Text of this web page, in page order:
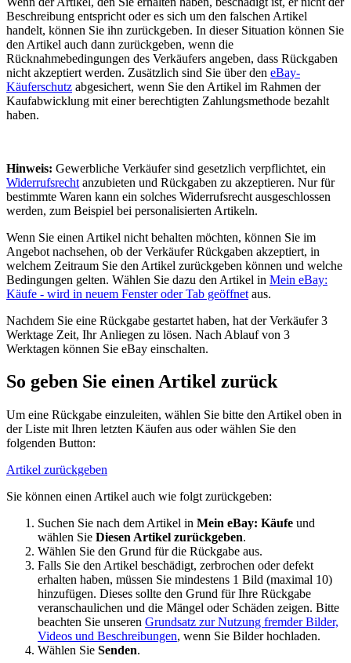
Beschreibung entspricht oder es sich um den falschen Artikel
handelt, können Sie ihn zurückgeben. In dieser Situation können Sie
den Artikel auch dann zurückgeben, wenn die
Rücknahmebedingungen des Verkäufers angeben, dass Rückgaben
nicht akzeptiert werden. Zusätzlich sind Sie über den eBay-
Käuferschutz abgesichert, wenn Sie den Artikel im Rahmen der
Kaufabwicklung mit einer berechtigten Zahlungsmethode bezahlt
haben.
Hinweis: Gewerbliche Verkäufer sind gesetzlich verpflichtet, ein
Widerrufsrecht anzubieten und Rückgaben zu akzeptieren. Nur für
bestimmte Waren kann ein solches Widerrufsrecht ausgeschlossen
werden, zum Beispiel bei personalisierten Artikeln.
Wenn Sie einen Artikel nicht behalten möchten, können Sie im
Angebot nachsehen, ob der Verkäufer Rückgaben akzeptiert, in
welchem Zeitraum Sie den Artikel zurückgeben können und welche
Bedingungen gelten. Wählen Sie dazu den Artikel in Mein eBay:
Käufe - wird in neuem Fenster oder Tab geöffnet aus.
Nachdem Sie eine Rückgabe gestartet haben, hat der Verkäufer 3
Werktage Zeit, Ihr Anliegen zu lösen. Nach Ablauf von 3
Werktagen können Sie eBay einschalten.
So geben Sie einen Artikel zurück
Um eine Rückgabe einzuleiten, wählen Sie bitte den Artikel oben in
der Liste mit Ihren letzten Käufen aus oder wählen Sie den
folgenden Button:
Artikel zurückgeben
Sie können einen Artikel auch wie folgt zurückgeben:
Suchen Sie nach dem Artikel in Mein eBay: Käufe und
wählen Sie Diesen Artikel zurückgeben.
Wählen Sie den Grund für die Rückgabe aus.
Falls Sie den Artikel beschädigt, zerbrochen oder defekt
erhalten haben, müssen Sie mindestens 1 Bild (maximal 10)
hinzufügen. Dieses sollte den Grund für Ihre Rückgabe
veranschaulichen und die Mängel oder Schäden zeigen. Bitte
beachten Sie unseren Grundsatz zur Nutzung fremder Bilder,
Videos und Beschreibungen, wenn Sie Bilder hochladen.
Wählen Sie Senden.